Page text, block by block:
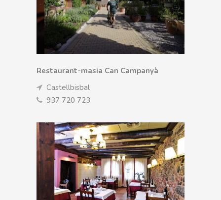
Restaurant-masia Can Campanyà
Castellbisbal
937 720 723